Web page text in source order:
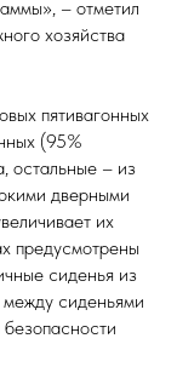
– отметил
хозяйства
пятивагонных
(95%
остальные – из
дверными
их
предусмотрены
сиденья из
сиденьями